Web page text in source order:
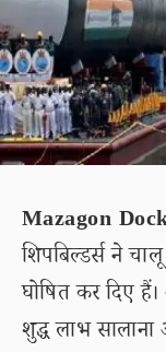
Mazagon
शिपबिल्डर्स ने
घोषित कर दिए
शुद्ध लाभ